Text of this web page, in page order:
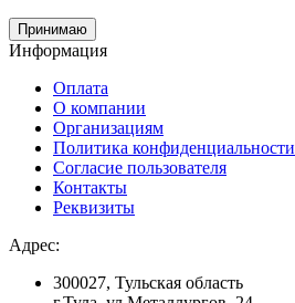
Принимаю
Информация
Оплата
О компании
Организациям
Политика конфиденциальности
Согласие пользователя
Контакты
Реквизиты
Адрес:
300027, Тульская область